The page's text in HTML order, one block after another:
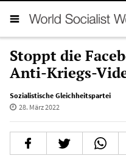
Stoppt die
Anti-Kriegs-
Sozialistische Gleichheitspartei
28. März 2022